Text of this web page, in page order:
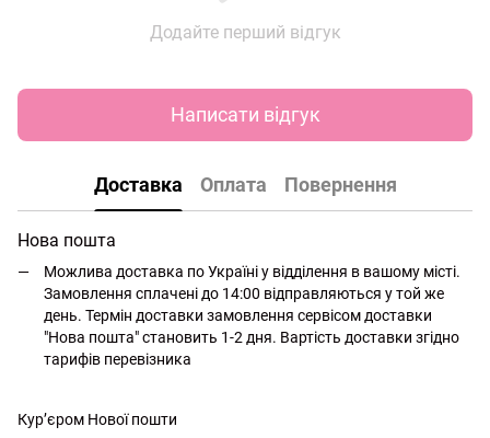
Додайте перший відгук
Написати відгук
Доставка Оплата Повернення
Нова пошта
Можлива доставка по Україні у відділення в вашому місті.
Замовлення сплачені до 14:00 відправляються у той же
день. Термін доставки замовлення сервісом доставки
"Нова пошта" становить 1-2 дня. Вартість доставки згідно
тарифів перевізника
Кур’єром Нової пошти